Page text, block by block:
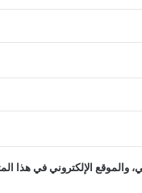
والموقع الإلكتروني في هذا